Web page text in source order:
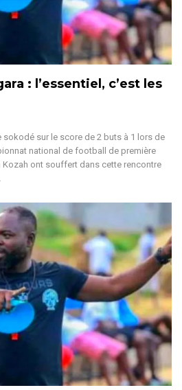
: l’essentiel, c’est les
sokodé sur le score de 2 buts à 1 lors de
national de football de première
ont souffert dans cette rencontre